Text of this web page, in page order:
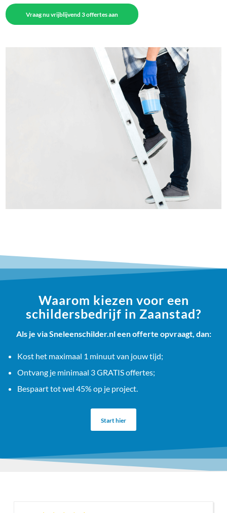
Vraag nu vrijblijvend 3 offertes aan
Waarom kiezen voor een
schildersbedrijf in Zaanstad?
Als je via Sneleenschilder.nl een offerte opvraagt, dan:
Kost het maximaal 1 minuut van jouw tijd;
Ontvang je minimaal 3 GRATIS offertes;
Bespaart tot wel 45% op je project.
Start hier